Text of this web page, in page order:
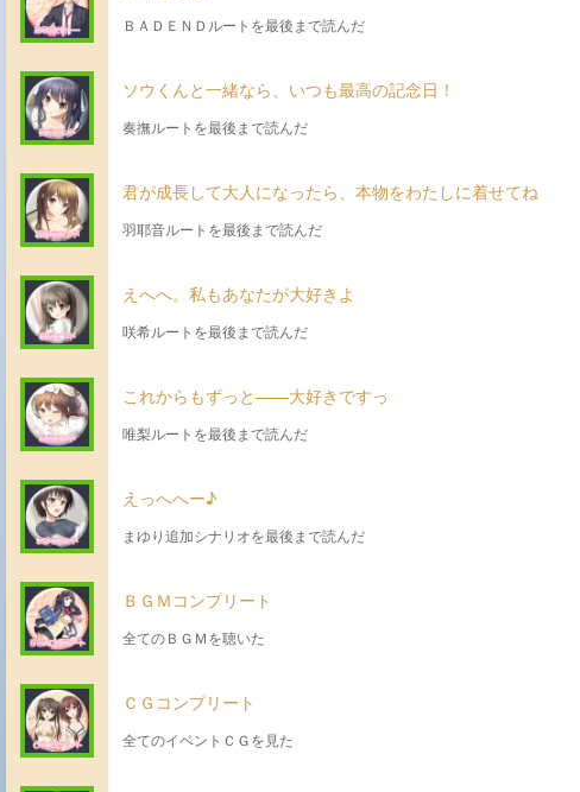
ＢＡＤＥＮＤルートを最後まで読んだ
ソウくんと一緒なら、いつも最高の記念日！
奏撫ルートを最後まで読んだ
君が成長して大人になったら、本物をわたしに着せてね
羽耶音ルートを最後まで読んだ
えへへ。私もあなたが大好きよ
咲希ルートを最後まで読んだ
これからもずっと――大好きですっ
唯梨ルートを最後まで読んだ
えっへへー♪
まゆり追加シナリオを最後まで読んだ
ＢＧＭコンプリート
全てのＢＧＭを聴いた
ＣＧコンプリート
全てのイベントＣＧを見た